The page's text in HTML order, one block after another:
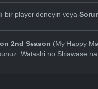
bir player deneyin veya
2nd Season (My Happy
Watashi no Shiawase